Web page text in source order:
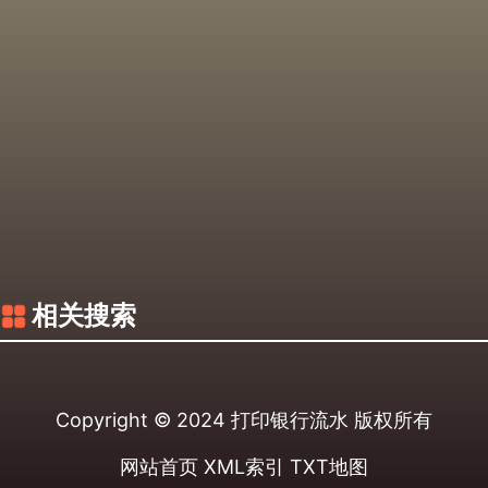
相关搜索
Copyright © 2024 打印银行流水 版权所有
网站首页 XML索引 TXT地图